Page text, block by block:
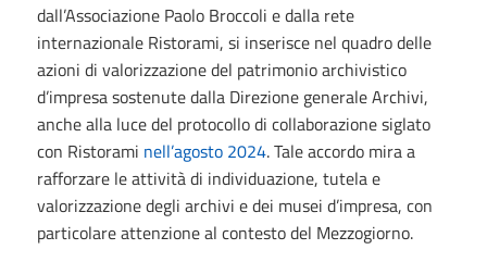
dall’Associazione Paolo Broccoli e dalla rete
internazionale Ristorami, si inserisce nel quadro delle
azioni di valorizzazione del patrimonio archivistico
d’impresa sostenute dalla Direzione generale Archivi,
anche alla luce del protocollo di collaborazione siglato
con Ristorami nell’agosto 2024. Tale accordo mira a
rafforzare le attività di individuazione, tutela e
valorizzazione degli archivi e dei musei d’impresa, con
particolare attenzione al contesto del Mezzogiorno.